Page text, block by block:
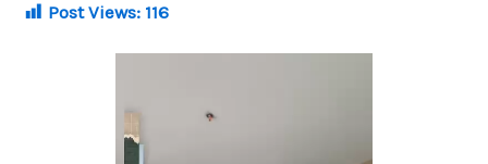
Post Views: 116